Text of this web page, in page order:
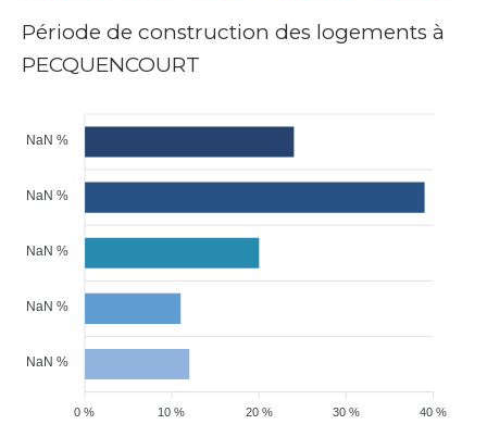
Période de construction des logements à
PECQUENCOURT
NaN %
NaN %
NaN %
NaN %
NaN %
40 %
30 %
20 %
10 %
0 %